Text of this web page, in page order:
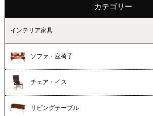
カテゴリー
インテリア家具
ソファ・座椅子
チェア・イス
リビングテーブル